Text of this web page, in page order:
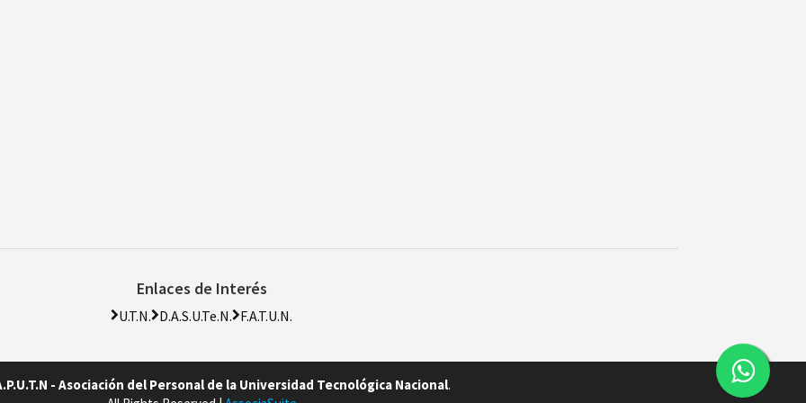
Enlaces de Interés
U.T.N. D.A.S.U.Te.N. F.A.T.U.N.
- Asociación del Personal de la Universidad Tecnológica Nacional.